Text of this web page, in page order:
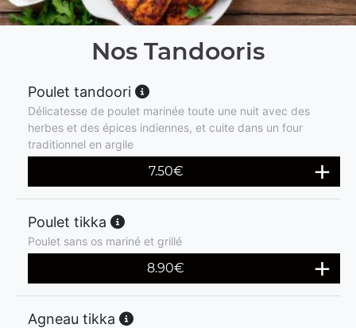
Nos Tandooris
Poulet tandoori
Délicatesse de poulet marinée toute une nuit avec des
herbes et des épices indiennes, et cuite dans un four
traditionnel en argile
7.50€
Poulet tikka
Poulet sans os mariné et grillé
8.90€
Agneau tikka